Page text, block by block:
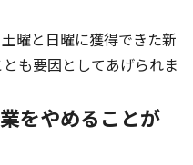
曜と日曜に獲得できた新
も要因としてあげられま
をやめることが